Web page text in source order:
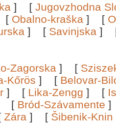
] [ Jugovzhodna
[ Obalno-kraška ] [
] [ Savinjska ]
Zagorska ] [
Kőrös ] [ Belovar-
] [ Lika-Zengg ] [
[ Bród-Szávamente
Zára ] [ Šibenik-Knin